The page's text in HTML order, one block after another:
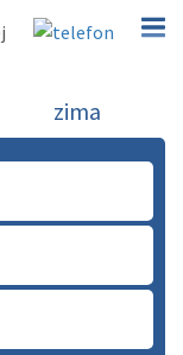
02 2063 3182
zima